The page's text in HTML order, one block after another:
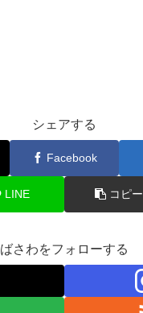
シェアする
Facebook
LINE コピー
ばさわをフォローする